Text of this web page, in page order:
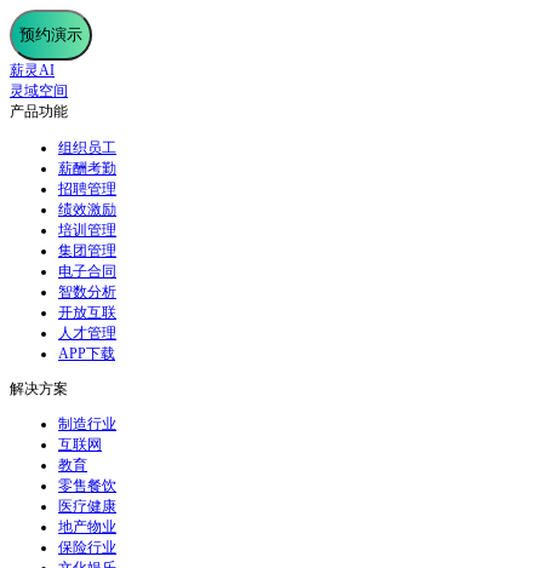
预约演示
薪灵AI
灵域空间
产品功能
组织员工
薪酬考勤
招聘管理
绩效激励
培训管理
集团管理
电子合同
智数分析
开放互联
人才管理
APP下载
解决方案
制造行业
互联网
教育
零售餐饮
医疗健康
地产物业
保险行业